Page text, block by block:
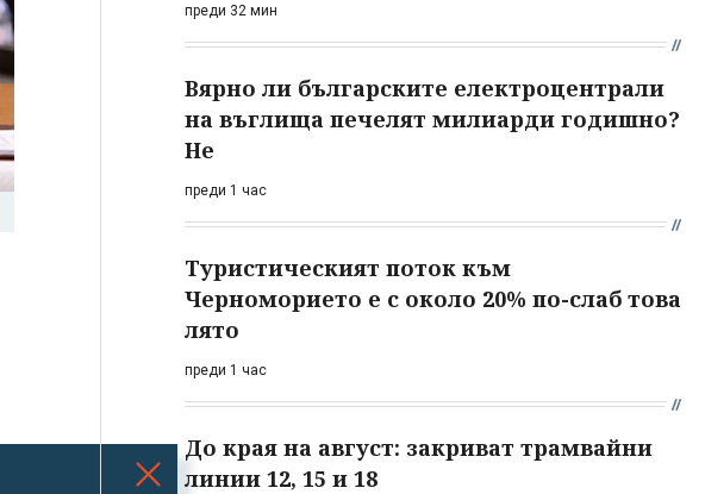
преди 32 мин
Вярно ли българските електроцентрали
на въглища печелят милиарди годишно?
Не
преди 1 час
Туристическият поток към
Черноморието е с около 20% по-слаб това
лято
преди 1 час
До края на август: закриват трамвайни
линии 12, 15 и 18